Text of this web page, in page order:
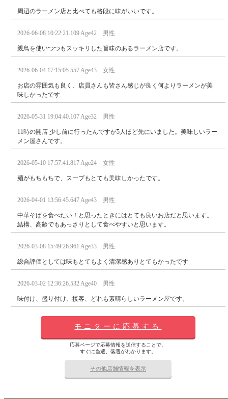
周辺のラーメン店と比べても格段に味がいいです。
2026-06-08 10:22:21.109 Age42 男性
親鳥を使いつつもスッキリした旨味のあるラーメン店です。
2026-06-04 17:15:05.557 Age43 女性
お店の雰囲気も良く、店員さんも皆さん感じが良く何よりラーメンが美
味しかったです
2026-05-31 19:04:40.107 Age32 男性
11時の開店 少し前に行ったんですが5人ほど先にいました。美味しいラー
メン屋さんです。
2026-05-10 17:57:41.817 Age24 女性
麺がもちもちで、スープもとても美味しかったです。
2026-04-01 13:56:45.647 Age43 男性
中華そばを食べたい！と思ったときにはとても良いお店だと思います。
結構、高齢でもあっさりとして食べやすいと思います。
2026-03-08 15:49:26.961 Age33 男性
総合評価としては味もとてもよく清潔感ありとてもかったです
2026-03-02 12:36:26.532 Age40 男性
味付け、盛り付け、接客、どれも素晴らしいラーメン屋です。
モニターに応募する
応募ページで応募情報を送信することで、
すぐに当選、落選がわかります。
その他店舗情報を表示